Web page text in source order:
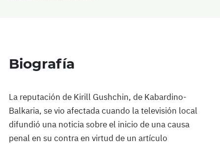
Biografía
La reputación de Kirill Gushchin, de Kabardino-
Balkaria, se vio afectada cuando la televisión local
difundió una noticia sobre el inicio de una causa
penal en su contra en virtud de un artículo